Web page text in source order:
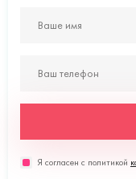
Я согласен с политикой